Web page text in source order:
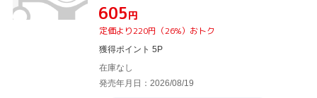
¥605円
定価より220円（26%）おトク
獲得ポイント 5P
在庫なし
発売年月日：2026/08/19